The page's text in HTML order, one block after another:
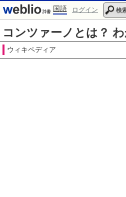
国語 ログイン 検
コンツァーノとは？
ウィキペディア